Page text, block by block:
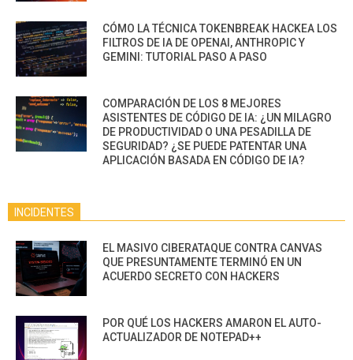
CÓMO LA TÉCNICA TOKENBREAK HACKEA LOS
FILTROS DE IA DE OPENAI, ANTHROPIC Y
GEMINI: TUTORIAL PASO A PASO
COMPARACIÓN DE LOS 8 MEJORES
ASISTENTES DE CÓDIGO DE IA: ¿UN MILAGRO
DE PRODUCTIVIDAD O UNA PESADILLA DE
SEGURIDAD? ¿SE PUEDE PATENTAR UNA
APLICACIÓN BASADA EN CÓDIGO DE IA?
INCIDENTES
EL MASIVO CIBERATAQUE CONTRA CANVAS
QUE PRESUNTAMENTE TERMINÓ EN UN
ACUERDO SECRETO CON HACKERS
POR QUÉ LOS HACKERS AMARON EL AUTO-
ACTUALIZADOR DE NOTEPAD++